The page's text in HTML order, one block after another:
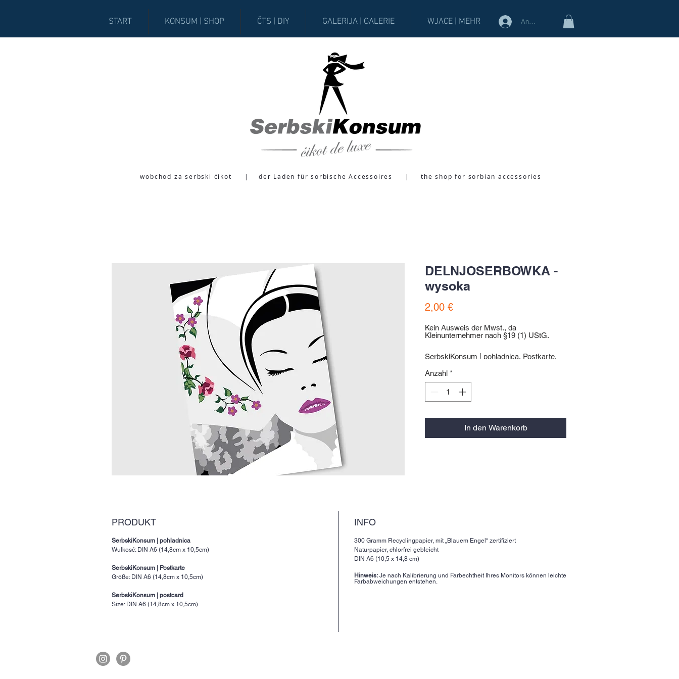
START KONSUM | SHOP ČTS | DIY GALERIJA | GALERIE WJACE | MEHR Anmelden
wobchod za serbski ćikot | der Laden für sorbische Accessoires | the shop for sorbian accessories
DELNJOSERBOWKA -
wysoka
2,00 €Preis
Kein Ausweis der Mwst., da
Kleinunternehmer nach §19 (1) UStG.
SerbskiKonsum | pohladnica, Postkarte,
postcard
Motiv ©Stefan Hanusch
Anzahl *
In den Warenkorb
PRODUKT
SerbskiKonsum
pohladnica
Wulkosć: DIN A6 (14,8cm x 10,5cm)
SerbskiKonsum
Postkarte
Größe: DIN A6 (14,8cm x 10,5cm)
SerbskiKonsum
postcard
Size: DIN A6 (14,8cm x 10,5cm)
INFO
300 Gramm Recyclingpapier, mit „Blauem Engel“ zertifiziert
Naturpapier, chlorfrei gebleicht
DIN A6 (10,5 x 14,8 cm)
Hinweis: Je nach Kalibrierung und Farbechtheit Ihres Monitors können leichte
Farbabweichungen entstehen.